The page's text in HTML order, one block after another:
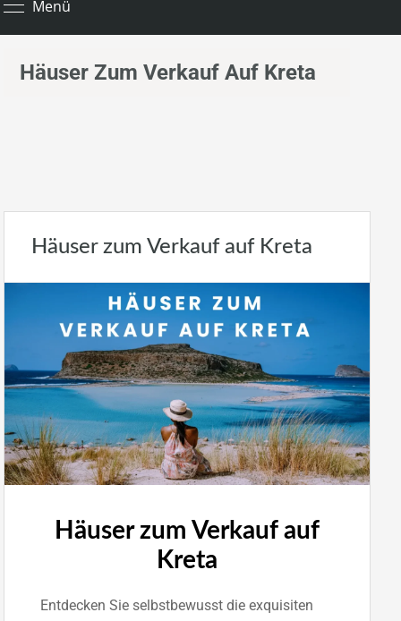
Menü
Häuser Zum Verkauf Auf Kreta
Häuser zum Verkauf auf Kreta
Häuser zum Verkauf auf
Kreta
Entdecken Sie selbstbewusst die exquisiten